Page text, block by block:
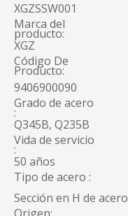
XGZSSW001
Marca del
producto:
XGZ
Código De
Producto:
9406900090
Grado de acero
:
Q345B, Q235B
Vida de servicio
:
50 años
Tipo de acero :
Sección en H de acero